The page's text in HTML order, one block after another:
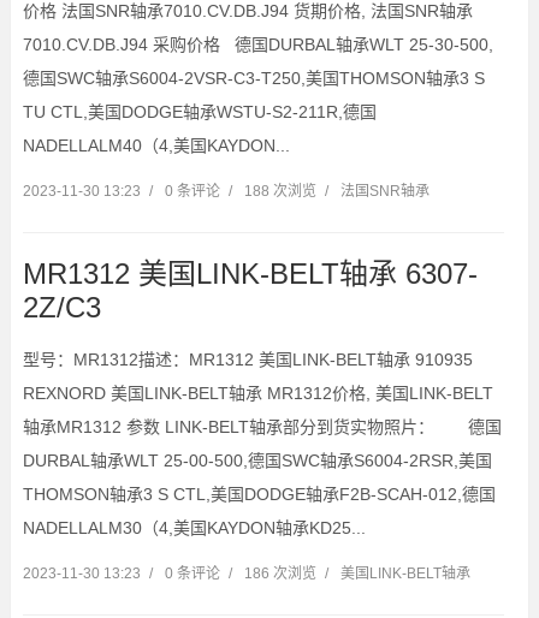
价格 法国SNR轴承7010.CV.DB.J94 货期价格, 法国SNR轴承
7010.CV.DB.J94 采购价格 德国DURBAL轴承WLT 25-30-500,
德国SWC轴承S6004-2VSR-C3-T250,美国THOMSON轴承3 S
TU CTL,美国DODGE轴承WSTU-S2-211R,德国
NADELLALM40（4,美国KAYDON...
2023-11-30 13:23 / 0 条评论 / 188 次浏览 / 法国SNR轴承
MR1312 美国LINK-BELT轴承 6307-
2Z/C3
型号：MR1312描述：MR1312 美国LINK-BELT轴承 910935
REXNORD 美国LINK-BELT轴承 MR1312价格, 美国LINK-BELT
轴承MR1312 参数 LINK-BELT轴承部分到货实物照片： 德国
DURBAL轴承WLT 25-00-500,德国SWC轴承S6004-2RSR,美国
THOMSON轴承3 S CTL,美国DODGE轴承F2B-SCAH-012,德国
NADELLALM30（4,美国KAYDON轴承KD25...
2023-11-30 13:23 / 0 条评论 / 186 次浏览 / 美国LINK-BELT轴承